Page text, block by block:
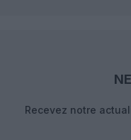
Recevez notre